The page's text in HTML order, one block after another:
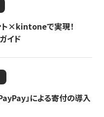
ト×kintoneで実現！
イド
」による寄付の導入